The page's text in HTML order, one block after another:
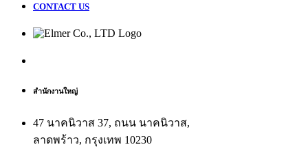
CONTACT US
สำนักงานใหญ่
47 นาคนิวาส 37, ถนน นาคนิวาส,
ลาดพร้าว, กรุงเทพ 10230